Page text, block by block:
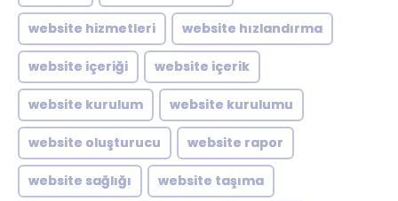
website hizmetleri website hızlandırma
website içeriği website içerik
website kurulum website kurulumu
website oluşturucu website rapor
website sağlığı website taşıma